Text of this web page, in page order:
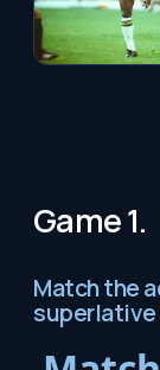
Game 1.
Match the
superlative